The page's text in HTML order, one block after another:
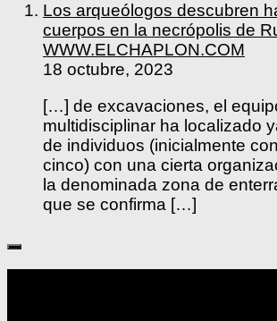
Los arqueólogos descubren
cuerpos en la necrópolis de
WWW.ELCHAPLON.COM
18 octubre, 2023
[…] de excavaciones, el
multidisciplinar ha localizado
de individuos (inicialmente
cinco) con una cierta
la denominada zona de
que se confirma […]